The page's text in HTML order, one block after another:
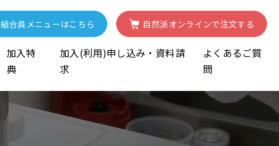
組合員 メニューはこちら 自然派オンラインで注文する
加入特
典
加入(利用)申し込み・資料請
求
よくあるご質
問